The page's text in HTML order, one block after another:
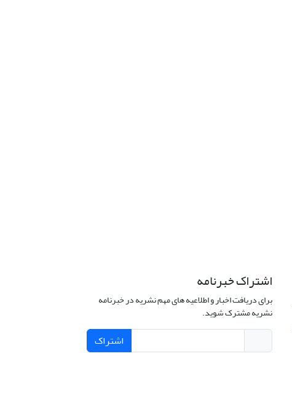
اشتراک خبرنامه
برای دریافت اخبار و اطلاعیه های مهم نشریه در خبرنامه
نشریه مشترک شوید.
اشتراک